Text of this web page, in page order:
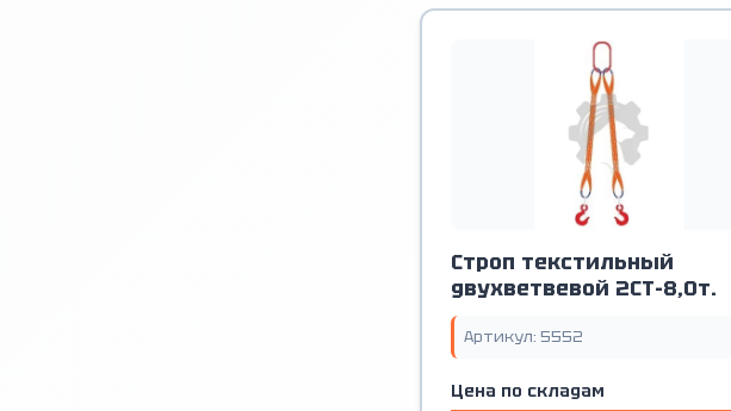
Строп текстильный
двухветвевой 2СТ-8,0т.
Артикул: 5552
Цена по складам